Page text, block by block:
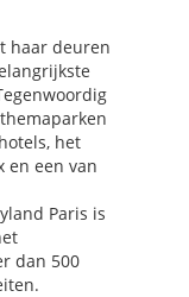
haar deuren
het
en een van
Paris is
dan 500